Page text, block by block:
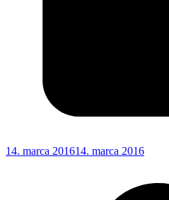
14. marca 201614. marca 2016